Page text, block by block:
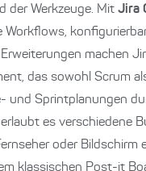
der Werkzeuge. Mit Jira
machen
das sowohl Scrum
und Sprintplanungen
es verschiedene
oder Bildschirm
klassischen Post-it